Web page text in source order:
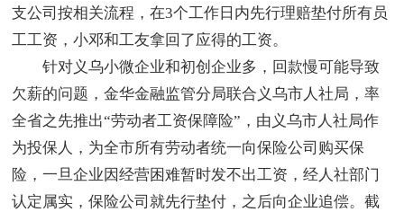
支公司按相关流程，在3个工作日内先行理赔垫付所有员
工工资，小邓和工友拿回了应得的工资。
针对义乌小微企业和初创企业多，回款慢可能导致
欠薪的问题，金华金融监管分局联合义乌市人社局，率
全省之先推出“劳动者工资保障险”，由义乌市人社局作
为投保人，为全市所有劳动者统一向保险公司购买保
险，一旦企业因经营困难暂时发不出工资，经人社部门
认定属实，保险公司就先行垫付，之后向企业追偿。截